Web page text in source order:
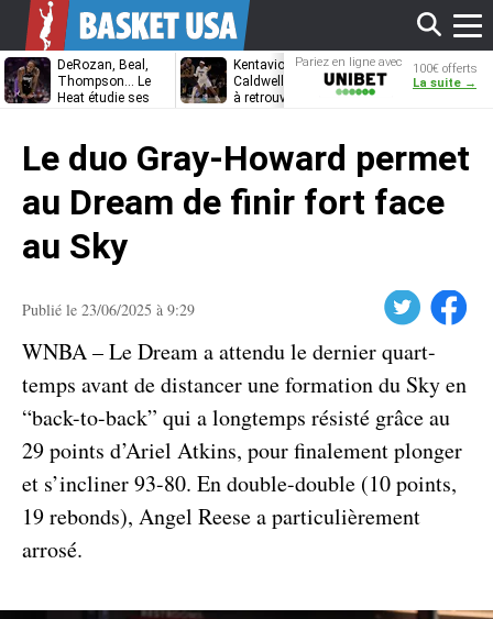
DeRozan, Beal,
Thompson… Le
Heat étudie ses
Kentavious
Caldwell-Pope prêt
à retrouver LeBron
Jonathan
Kuminga, le
Pariez en ligne avec
Unibet
100€ offerts
La suite →
Le duo Gray-Howard permet
au Dream de finir fort face
au Sky
Publié le 23/06/2025 à 9:29 Facebook
WNBA – Le Dream a attendu le dernier quart-
temps avant de distancer une formation du Sky en
“back-to-back” qui a longtemps résisté grâce au
29 points d’Ariel Atkins, pour finalement plonger
et s’incliner 93-80. En double-double (10 points,
19 rebonds), Angel Reese a particulièrement
arrosé.